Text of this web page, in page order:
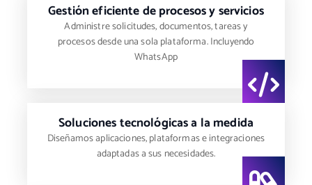
Gestión eficiente de procesos y servicios
Administre solicitudes, documentos, tareas y
procesos desde una sola plataforma. Incluyendo
WhatsApp
Soluciones tecnológicas a la medida
Diseñamos aplicaciones, plataformas e integraciones
adaptadas a sus necesidades.